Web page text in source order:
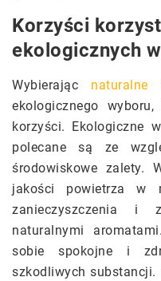
Korzyści
ekologicznych
Wybierając naturalne
ekologicznego
korzyści. Ekologiczne
polecane są ze
środowiskowe zalety.
jakości powietrza w
zanieczyszczenia i
naturalnymi
sobie spokojne i
szkodliwych